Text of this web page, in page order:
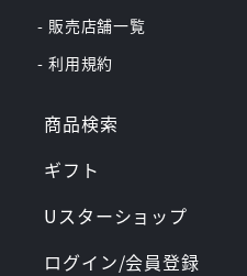
- 販売店舗一覧
- 利用規約
商品検索
ギフト
Uスターショップ
ログイン/会員登録